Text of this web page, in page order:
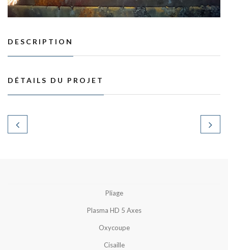
DESCRIPTION
DÉTAILS DU PROJET
Pliage
Plasma HD 5 Axes
Oxycoupe
Cisaille